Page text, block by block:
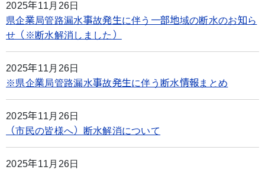
2025年11月26日
県企業局管路漏水事故発生に伴う一部地域の断水のお知ら
せ（※断水解消しました）
2025年11月26日
※県企業局管路漏水事故発生に伴う断水情報まとめ
2025年11月26日
（市民の皆様へ）断水解消について
2025年11月26日